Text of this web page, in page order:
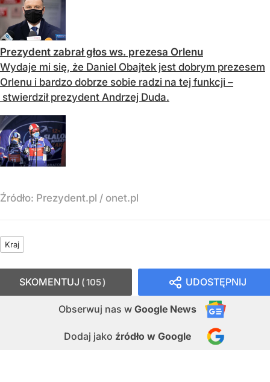
Prezydent zabrał głos ws. prezesa Orlenu
Wydaje mi się, że Daniel Obajtek jest dobrym prezesem
Orlenu i bardzo dobrze sobie radzi na tej funkcji –
stwierdził prezydent Andrzej Duda.
Źródło: Prezydent.pl / onet.pl
Kraj
UDOSTĘPNIJ
Obserwuj nas w Google News
Dodaj jako źródło w Google
SKOMENTUJ 105